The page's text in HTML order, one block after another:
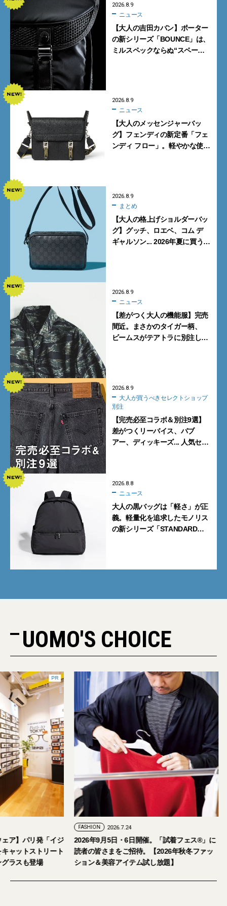
2026.8.9
ニュース
【大人の吉田カバン】ポーター
の新シリーズ「BOUNCE」は、
ミルスペックならぬ“スペース
2026.8.9
ニュース
【大人のメッセンジャーバッ
グ】フェンディの新定番「フェ
ンディ フロー」。軽やかな使い
2026.8.9
まとめ
【大人の格上げショルダーバッ
グ】グッチ、ロエベ、コム デ
ギャルソン... 2026年夏に買うべ
2026.8.9
ニュース
【差がつく大人の機能服】完売
間近。まさかのタイガー柄、
ビームスがテアトラに別注した
2026.8.9
別注
【完売必至コラボ＆別注9選】
差がつくリーバイス、バブ
アー、ディッキーズ... 人気セレ
2026.8.8
ニュース
大人の黒バッグは「軽さ」が正
義。軽量化を追求したモノリス
の新シリーズ「STANDARD
UOMO'S CHOICE
PR
【おしゃれな大人のアイウェア】パリ発「イジ
ピジ」が国内初の旗艦店をキャットストリート
にオープン。日本限定サングラスも登場
2026年9月5日・6
読者の皆さまをご
ション＆美容アイ